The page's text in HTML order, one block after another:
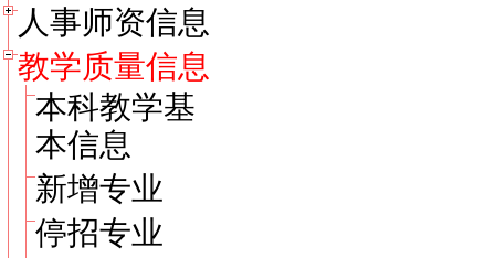
人事师资信息
教学质量信息
本科教学基
本信息
新增专业
停招专业